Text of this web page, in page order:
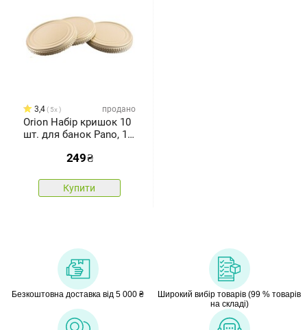
3,4 5x продано
Orion Набір кришок 10
шт. для банок Pano, 10
249₴
Купити
Безкоштовна доставка від 5 000 ₴
Широкий вибір товарів (99 % товарів
на складі)